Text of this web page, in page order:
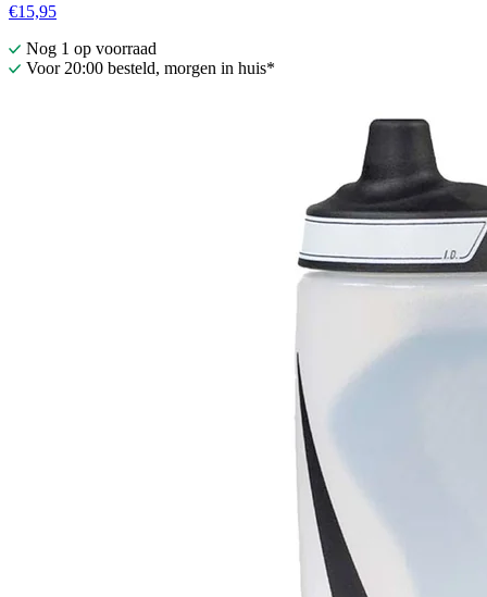
€15,95
Nog 1 op voorraad
Voor 20:00 besteld, morgen in huis*